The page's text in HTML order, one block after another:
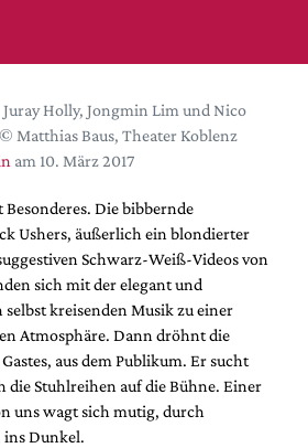
Holly, Jongmin Lim und Nico
Matthias Baus, Theater Koblenz
am 10. März 2017
Die bibbernde
Ushers, äußerlich ein blondierter
Schwarz-Weiß-Videos von
sich mit der elegant und
kreisenden Musik zu einer
Atmosphäre. Dann dröhnt die
aus dem Publikum. Er sucht
die Stuhlreihen auf die Bühne. Einer
uns wagt sich mutig, durch
ins Dunkel.